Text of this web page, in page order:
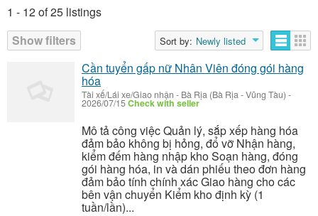
1 - 12 of 25 listings
Show filters
Sort by: Newly listed
Listings
Cần tuyển gấp nữ Nhân Viên đóng gói hàng
hóa
Tài xế/Lái xe/Giao nhận - Bà Rịa (Bà Rịa - Vũng Tàu) -
2026/07/15Check with seller
Mô tả công việc Quản lý, sắp xếp hàng hóa
đảm bảo không bị hỏng, đổ vỡ Nhận hàng,
kiểm đếm hàng nhập kho Soạn hàng, đóng
gói hàng hóa, in và dán phiếu theo đơn hàng
đảm bảo tính chính xác Giao hàng cho các
bên vận chuyển Kiểm kho định kỳ (1
tuần/lần)...